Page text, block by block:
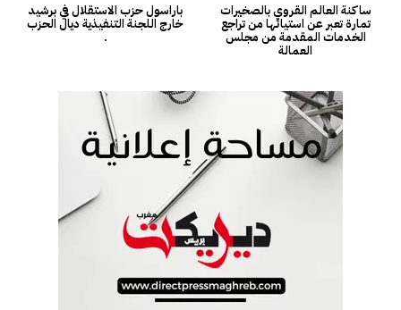
باراسول حزب الاستقلال في برشيد
خارج اللجنة التنفيذية ديال الحزب
.
ساكنة العالم القروي بالصخيرات
تمارة تعبر عن استيائها من تراجع
الخدمات المقدمة من مجلس
العمالة